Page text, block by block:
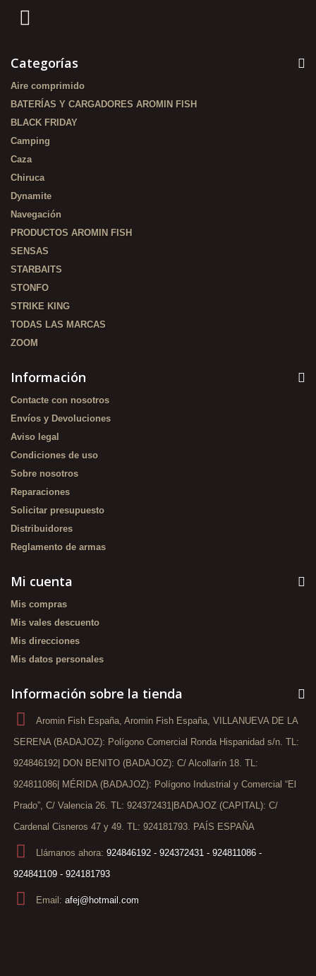
Categorías
Aire comprimido
BATERÍAS Y CARGADORES AROMIN FISH
BLACK FRIDAY
Camping
Caza
Chiruca
Dynamite
Navegación
PRODUCTOS AROMIN FISH
SENSAS
STARBAITS
STONFO
STRIKE KING
TODAS LAS MARCAS
ZOOM
Información
Contacte con nosotros
Envíos y Devoluciones
Aviso legal
Condiciones de uso
Sobre nosotros
Reparaciones
Solicitar presupuesto
Distribuidores
Reglamento de armas
Mi cuenta
Mis compras
Mis vales descuento
Mis direcciones
Mis datos personales
Información sobre la tienda
Aromin Fish España, Aromin Fish España, VILLANUEVA DE LA
SERENA (BADAJOZ): Polígono Comercial Ronda Hispanidad s/n. TL:
924846192| DON BENITO (BADAJOZ): C/ Alcollarín 18. TL:
924811086| MÉRIDA (BADAJOZ): Polígono Industrial y Comercial “El
Prado”, C/ Valencia 26. TL: 924372431|BADAJOZ (CAPITAL): C/
Cardenal Cisneros 47 y 49. TL: 924181793. PAÍS ESPAÑA
Llámanos ahora: 924846192 - 924372431 - 924811086 -
924841109 - 924181793
Email: afej@hotmail.com